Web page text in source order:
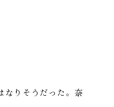
なりそうだった。奈